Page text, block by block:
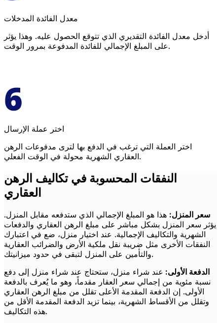
معدل الفائدة المدخلات
أدخل معدل الفائدة التقديري الذي تتوقع الحصول عليه. وهذا يؤثر
على المبلغ الإجمالي للفائدة المدفوعة بمرور الوقت.
اختر عملة الإرسال
اختر العملة التي ترغب في الدفع بها لترى مدفوعات الرهن
العقاري الشهرية محولة في الوقت الفعلي.
النفقات المحسوبة في تكاليف الرهن
العقاري
سعر المنزل: هذا هو المبلغ الإجمالي الذي ستدفعه مقابل المنزل.
يؤثر سعر المنزل بشكل مباشر على مبلغ الرهن العقاري والدفعات
الشهرية والتكاليف الإجمالية. عند اختيار منزل، ضع في اعتبارك
النفقات الأخرى مثل ضريبة نقل ملكية الأرض والضرائب العقارية
والتأمين على المنزل لتبقى في حدود ميزانيتك.
الدفعة الأولى: عند شراء منزل، ستحتاج عند شراء منزل إلى دفع
نسبة مئوية من إجمالي سعر العقار مقدماً، وهو ما يُعرف بالدفعة
الأولى. إن الدفعة المقدمة الأعلى تقلل من مبلغ الرهن العقاري
وتقلل من الأقساط الشهرية، بينما تزيد الدفعة المقدمة الأقل من
هذه التكاليف.